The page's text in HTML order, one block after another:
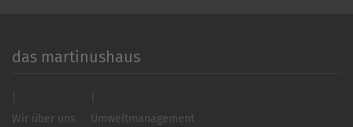
das martinushaus
Wir über uns Umweltmanagement